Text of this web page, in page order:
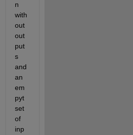
n
with
out
out
put
s
and
an
em
pyt
set
of
inp